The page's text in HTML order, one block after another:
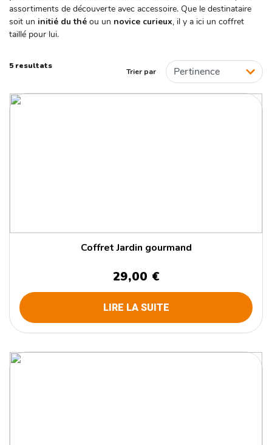
assortiments de découverte avec accessoire. Que le destinataire
soit un initié du thé ou un novice curieux, il y a ici un coffret
taillé pour lui.
5 resultats
Trier par
Coffret Jardin gourmand
29,00 €
LIRE LA SUITE